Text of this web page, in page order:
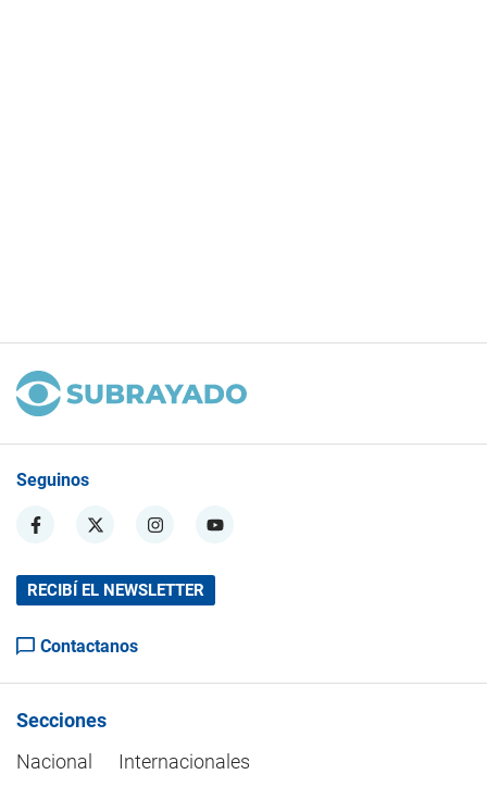
Seguinos
RECIBÍ EL NEWSLETTER
Contactanos
Secciones
Nacional
Internacionales